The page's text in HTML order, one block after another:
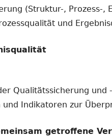
(Struktur-, Prozess-,
und
Qualitätssicherung und
Indikatoren zur
getroffene